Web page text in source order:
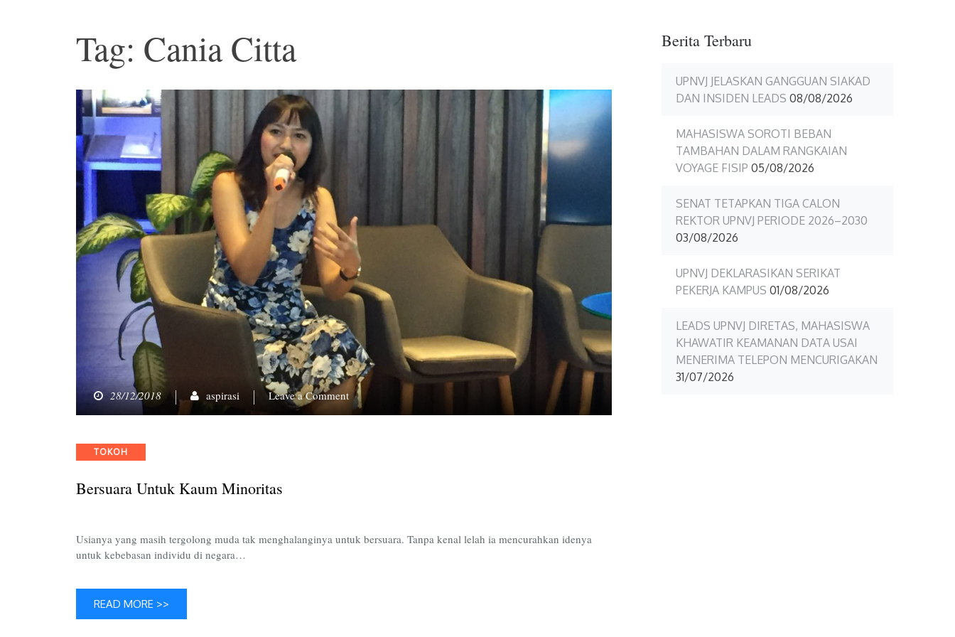
Tag: Cania Citta
28/12/2018 aspirasi Leave a Commenton
Bersuara
Categories
TOKOH
Bersuara Untuk Kaum Minoritas
Usianya yang masih tergolong muda tak menghalanginya untuk bersuara. Tanpa kenal lelah ia mencurahkan idenya
untuk kebebasan individu di negara…
READ MORE >>
Berita Terbaru
UPNVJ JELASKAN GANGGUAN SIAKAD
DAN INSIDEN LEADS 08/08/2026
MAHASISWA SOROTI BEBAN
TAMBAHAN DALAM RANGKAIAN
VOYAGE FISIP 05/08/2026
SENAT TETAPKAN TIGA CALON
REKTOR UPNVJ PERIODE 2026–2030
03/08/2026
UPNVJ DEKLARASIKAN SERIKAT
PEKERJA KAMPUS 01/08/2026
LEADS UPNVJ DIRETAS, MAHASISWA
KHAWATIR KEAMANAN DATA USAI
MENERIMA TELEPON MENCURIGAKAN
31/07/2026